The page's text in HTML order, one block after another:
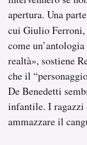
apertura. Una
cui Giulio
come
realtà», sostiene
che il
De Benedetti
infantile. I
ammazzare il